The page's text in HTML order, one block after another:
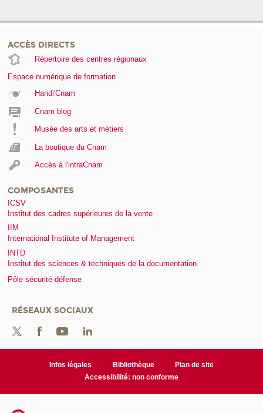
ACCÈS DIRECTS
Répertoire des centres régionaux
Espace numérique de formation
Handi'Cnam
Cnam blog
Musée des arts et métiers
La boutique du Cnam
Accès à l'intraCnam
COMPOSANTES
ICSV
Institut des cadres supérieures de la vente
IIM
International Institute of Management
INTD
Institut des sciences & techniques de la documentation
Pôle sécurité-défense
RÉSEAUX SOCIAUX
Infos légales Bibliothèque
Plan de site
Accessibilité: non conforme